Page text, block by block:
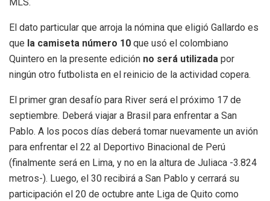
MLS.
El dato particular que arroja la nómina que eligió Gallardo es
que la camiseta número 10 que usó el colombiano
Quintero en la presente edición no será utilizada por
ningún otro futbolista en el reinicio de la actividad copera.
El primer gran desafío para River será el próximo 17 de
septiembre. Deberá viajar a Brasil para enfrentar a San
Pablo. A los pocos días deberá tomar nuevamente un avión
para enfrentar el 22 al Deportivo Binacional de Perú
(finalmente será en Lima, y no en la altura de Juliaca -3.824
metros-). Luego, el 30 recibirá a San Pablo y cerrará su
participación el 20 de octubre ante Liga de Quito como